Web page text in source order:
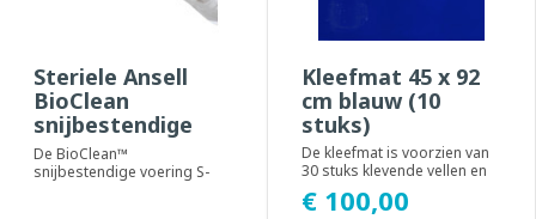
Steriele Ansell
BioClean
snijbestendige
voering S-BCRL
De BioClean™
snijbestendige voering S-
Kleefmat 45 x 92
cm blauw (10
stuks)
De kleefmat is voorzien van
30 stuks klevende vellen en
verwijdert hiermee stof, vuil
en o...
€ 100,00